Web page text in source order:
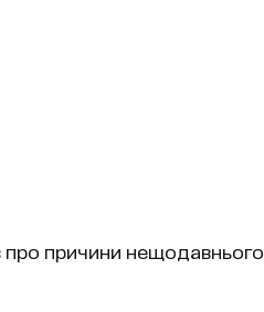
про причини нещодавнього